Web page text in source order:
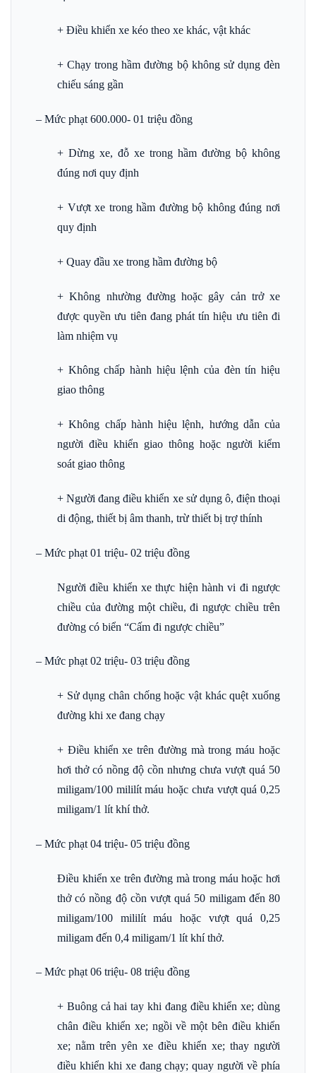
+ Điều khiển xe kéo theo xe khác, vật khác
+ Chạy trong hầm đường bộ không sử dụng đèn
chiếu sáng gần
– Mức phạt 600.000- 01 triệu đồng
+ Dừng xe, đỗ xe trong hầm đường bộ không
đúng nơi quy định
+ Vượt xe trong hầm đường bộ không đúng nơi
quy định
+ Quay đầu xe trong hầm đường bộ
+ Không nhường đường hoặc gây cản trở xe
được quyền ưu tiên đang phát tín hiệu ưu tiên đi
làm nhiệm vụ
+ Không chấp hành hiệu lệnh của đèn tín hiệu
giao thông
+ Không chấp hành hiệu lệnh, hướng dẫn của
người điều khiển giao thông hoặc người kiểm
soát giao thông
+ Người đang điều khiển xe sử dụng ô, điện thoại
di động, thiết bị âm thanh, trừ thiết bị trợ thính
– Mức phạt 01 triệu- 02 triệu đồng
Người điều khiển xe thực hiện hành vi đi ngược
chiều của đường một chiều, đi ngược chiều trên
đường có biển “Cấm đi ngược chiều”
– Mức phạt 02 triệu- 03 triệu đồng
+ Sử dụng chân chống hoặc vật khác quệt xuống
đường khi xe đang chạy
+ Điều khiển xe trên đường mà trong máu hoặc
hơi thở có nồng độ cồn nhưng chưa vượt quá 50
miligam/100 mililít máu hoặc chưa vượt quá 0,25
miligam/1 lít khí thở.
– Mức phạt 04 triệu- 05 triệu đồng
Điều khiển xe trên đường mà trong máu hoặc hơi
thở có nồng độ cồn vượt quá 50 miligam đến 80
miligam/100 mililít máu hoặc vượt quá 0,25
miligam đến 0,4 miligam/1 lít khí thở.
– Mức phạt 06 triệu- 08 triệu đồng
+ Buông cả hai tay khi đang điều khiển xe; dùng
chân điều khiển xe; ngồi về một bên điều khiển
xe; nằm trên yên xe điều khiển xe; thay người
điều khiển khi xe đang chạy; quay người về phía